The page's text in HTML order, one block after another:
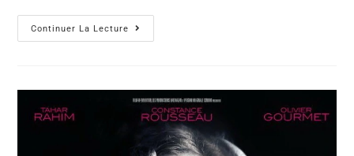
Continuer La Lecture